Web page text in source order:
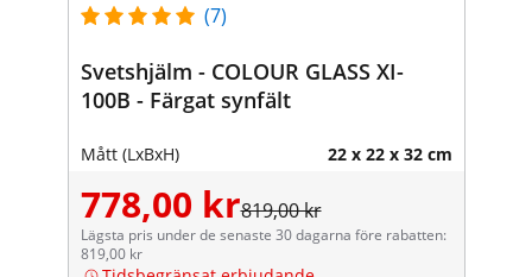
(7)
Svetshjälm - COLOUR GLASS XI-
100B - Färgat synfält
Mått (LxBxH) 22 x 22 x 32 cm
778,00 kr819,00 kr
Lägsta pris under de senaste 30 dagarna före rabatten:
819,00 kr